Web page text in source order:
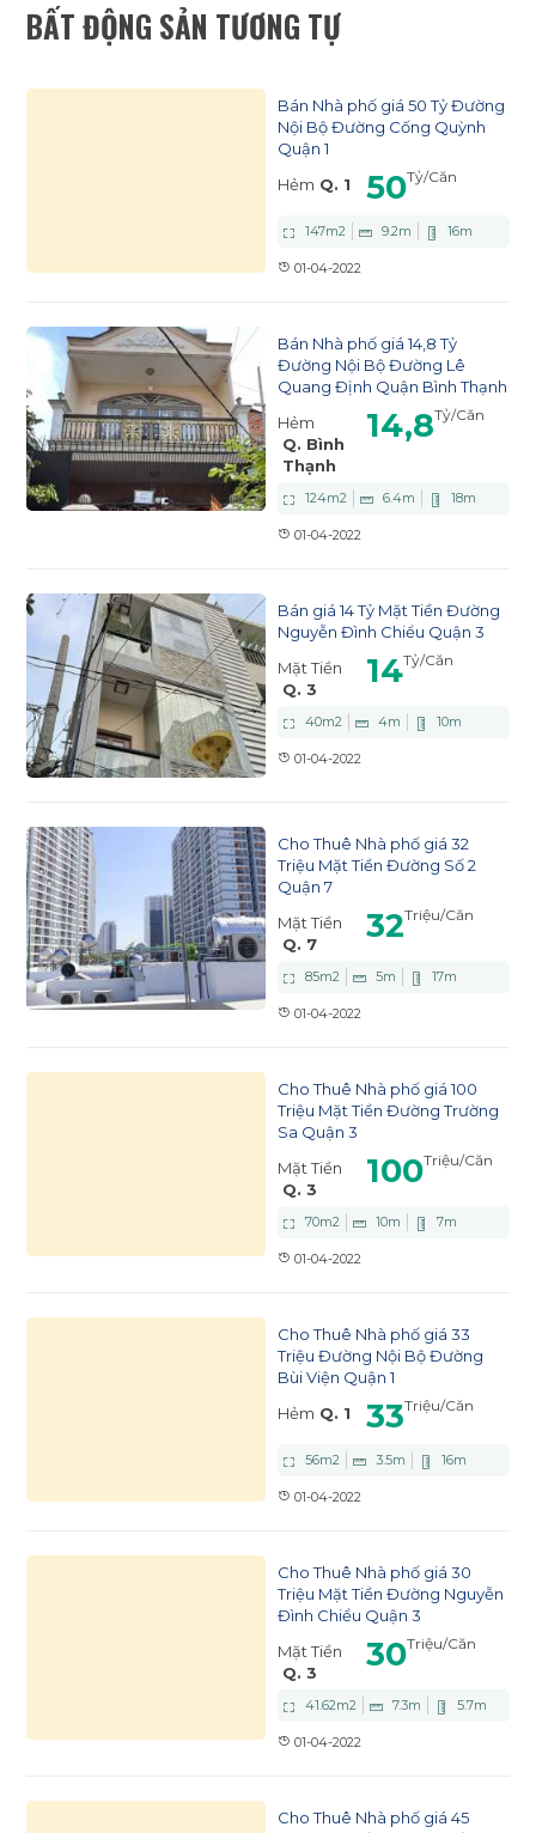
BẤT ĐỘNG SẢN TƯƠNG TỰ
Bán Nhà phố giá 50 Tỷ Đường
Nội Bộ Đường Cống Quỳnh
Quận 1
Hẻm Q. 1 50Tỷ/Căn
147m2 9.2m 16m
01-04-2022
Bán Nhà phố giá 14,8 Tỷ
Đường Nội Bộ Đường Lê
Quang Định Quận Bình Thạnh
Hẻm
Q. Bình
Thạnh
14,8Tỷ/Căn
124m2 6.4m 18m
01-04-2022
Bán giá 14 Tỷ Mặt Tiền Đường
Nguyễn Đình Chiểu Quận 3
Mặt Tiền
Q. 3
14Tỷ/Căn
40m2 4m 10m
01-04-2022
Cho Thuê Nhà phố giá 32
Triệu Mặt Tiền Đường Số 2
Quận 7
Mặt Tiền
Q. 7
32Triệu/Căn
85m2 5m 17m
01-04-2022
Cho Thuê Nhà phố giá 100
Triệu Mặt Tiền Đường Trường
Sa Quận 3
Mặt Tiền
Q. 3
100Triệu/Căn
70m2 10m 7m
01-04-2022
Cho Thuê Nhà phố giá 33
Triệu Đường Nội Bộ Đường
Bùi Viện Quận 1
Hẻm Q. 1 33Triệu/Căn
56m2 3.5m 16m
01-04-2022
Cho Thuê Nhà phố giá 30
Triệu Mặt Tiền Đường Nguyễn
Đình Chiểu Quận 3
Mặt Tiền
Q. 3
30Triệu/Căn
41.62m2 7.3m 5.7m
01-04-2022
Cho Thuê Nhà phố giá 45